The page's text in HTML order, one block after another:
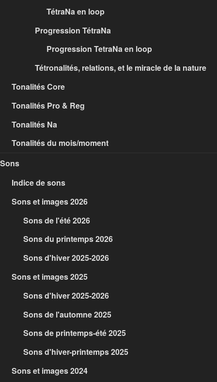
TétraNa en loop
Progression TétraNa
Progression TetraNa en loop
Tétronalités, relations, et le miracle de la nature
Tonalités Core
Tonalités Pro & Reg
Tonalités Na
Tonalités du mois/moment
Sons
Indice de sons
Sons et images 2026
Sons de l'été 2026
Sons du printemps 2026
Sons d'hiver 2025-2026
Sons et images 2025
Sons d'hiver 2025-2026
Sons de l'automne 2025
Sons de printemps-été 2025
Sons d'hiver-printemps 2025
Sons et images 2024